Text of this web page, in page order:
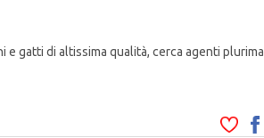
gatti di altissima qualità, cerca agenti